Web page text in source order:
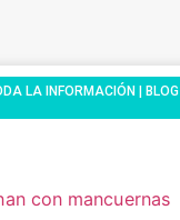
LA INFORMACIÓN | BLOG